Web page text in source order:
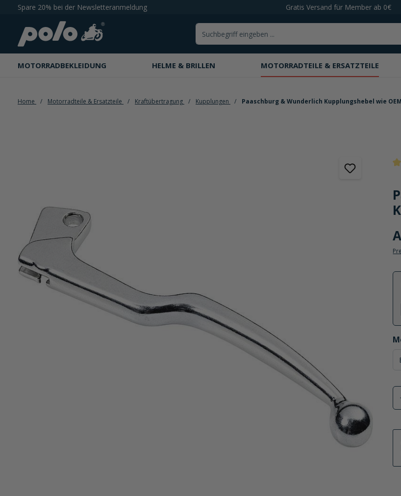
Zur Hauptnavigation springen
Spare 20% bei der Newsletteranmeldung Gratis Versand für Member ab 0€
MOTORRADBEKLEIDUNG HELME & BRILLEN MOTORRADTEILE & ERSATZTEILE
Home Motorradteile & Ersatzteile Kraftübertragung Kupplungen Paaschburg & Wunderlich Kupplungshebel wie OEM